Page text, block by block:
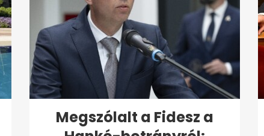
Megszólalt a Fidesz a